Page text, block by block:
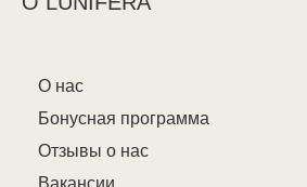
О нас
Бонусная программа
Отзывы о нас